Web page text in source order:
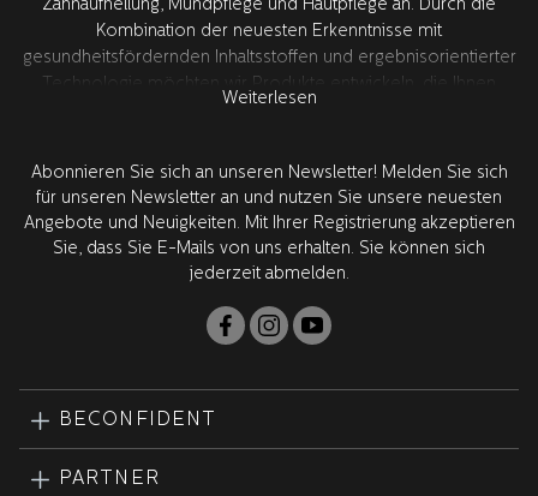
Zahnaufhellung, Mundpflege und Hautpflege an. Durch die
Kombination der neuesten Erkenntnisse mit
gesundheitsfördernden Inhaltsstoffen und ergebnisorientierter
Technologie möchten wir Produkte entwickeln, die Ihnen
gesamte Produktentwicklung findet in Schweden zusammen
mit unseren weltweit führenden Forschungspartnern in den
USA statt. Alle Produkte werden von Zahnärzten geprüft und
zugelassen.
Weiterlesen
Abonnieren Sie sich an unseren Newsletter! Melden Sie sich
für unseren Newsletter an und nutzen Sie unsere neuesten
Angebote und Neuigkeiten. Mit Ihrer Registrierung akzeptieren
Sie, dass Sie E-Mails von uns erhalten. Sie können sich
jederzeit abmelden.
BECONFIDENT
PARTNER